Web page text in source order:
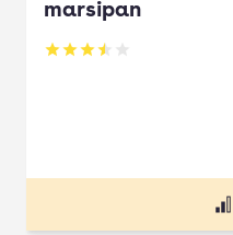
marsipan
Betyg: 3.5 av 5